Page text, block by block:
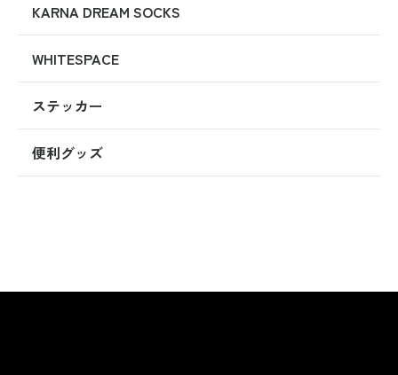
KARNA DREAM SOCKS
WHITESPACE
ステッカー
便利グッズ